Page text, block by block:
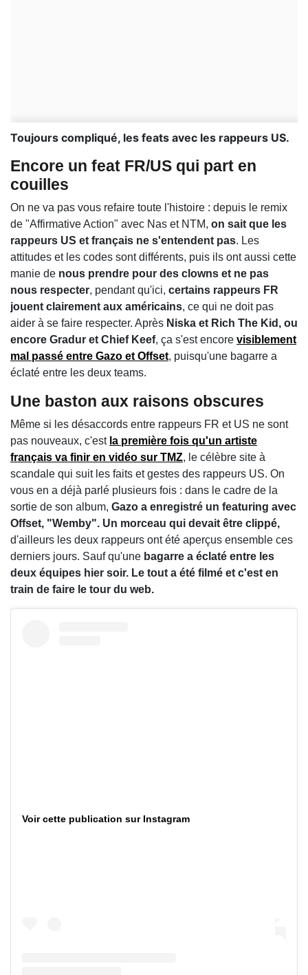
Toujours compliqué, les feats avec les rappeurs US.
Encore un feat FR/US qui part en
couilles
On ne va pas vous refaire toute l'histoire : depuis le remix
de "Affirmative Action" avec Nas et NTM, on sait que les
rappeurs US et français ne s'entendent pas. Les
attitudes et les codes sont différents, puis ils ont aussi cette
manie de nous prendre pour des clowns et ne pas
nous respecter, pendant qu'ici, certains rappeurs FR
jouent clairement aux américains, ce qui ne doit pas
aider à se faire respecter. Après Niska et Rich The Kid, ou
encore Gradur et Chief Keef, ça s'est encore visiblement
mal passé entre Gazo et Offset, puisqu'une bagarre a
éclaté entre les deux teams.
Une baston aux raisons obscures
Même si les désaccords entre rappeurs FR et US ne sont
pas nouveaux, c'est la première fois qu'un artiste
français va finir en vidéo sur TMZ, le célèbre site à
scandale qui suit les faits et gestes des rappeurs US. On
vous en a déjà parlé plusieurs fois : dans le cadre de la
sortie de son album, Gazo a enregistré un featuring avec
Offset, "Wemby". Un morceau qui devait être clippé,
d'ailleurs les deux rappeurs ont été aperçus ensemble ces
derniers jours. Sauf qu'une bagarre a éclaté entre les
deux équipes hier soir. Le tout a été filmé et c'est en
train de faire le tour du web.
Voir cette publication sur Instagram